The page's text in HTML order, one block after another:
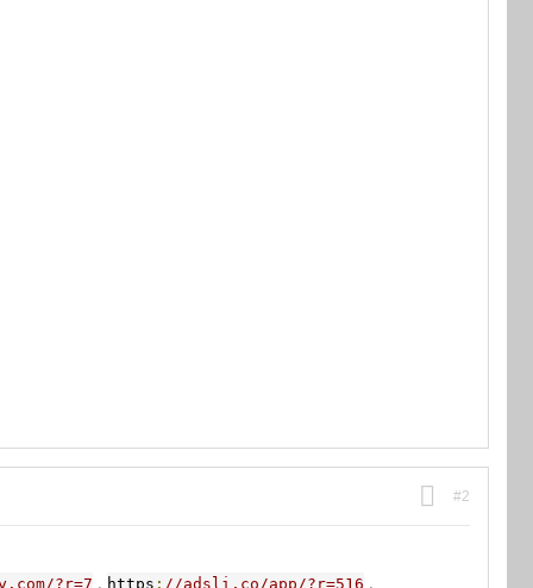
#2
?r=7 . https : //adsli.co/app/?r=516 .